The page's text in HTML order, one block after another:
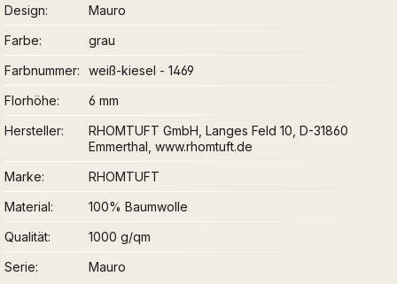
Design
Mauro
Farbe
grau
Farbnummer
weiß-kiesel - 1469
Florhöhe
6 mm
Hersteller
RHOMTUFT GmbH, Langes Feld 10, D-31860
Emmerthal, www.rhomtuft.de
Marke
RHOMTUFT
Material
100% Baumwolle
Qualität
1000 g/qm
Serie
Mauro